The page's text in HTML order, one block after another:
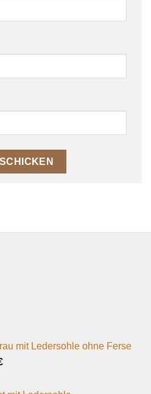
mit Ledersohle ohne Ferse
Aktueller